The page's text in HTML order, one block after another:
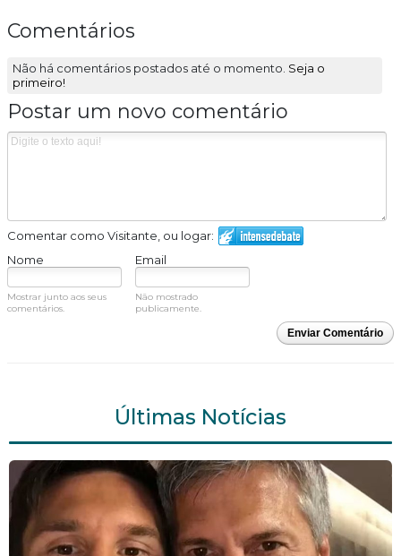
Comentários
Não há comentários postados até o momento. Seja o
primeiro!
Postar um novo comentário
Comentar como Visitante, ou logar:
Nome
Email
Mostrar junto aos seus
comentários.
Não mostrado
publicamente.
Enviar Comentário
Últimas Notícias